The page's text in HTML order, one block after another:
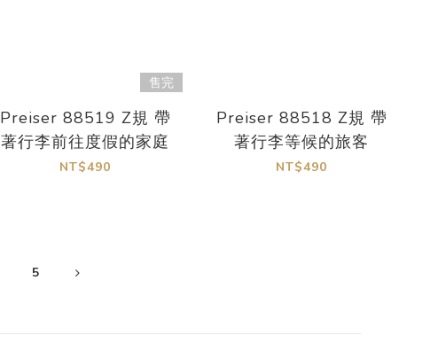
售完
Preiser 88519 Z規 帶
著行李前往度假的家庭
NT$490
Preiser 88518 Z規 帶
著行李等候的旅客
NT$490
5